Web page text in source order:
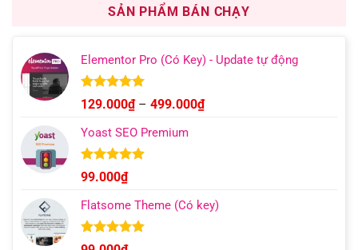
1.000.000₫.
là:
499.000₫.
SẢN PHẨM BÁN CHẠY
Elementor Pro (Có Key) - Update tự động
Được xếp
hạng 4.93
5 sao
129.000₫ – 499.000₫Khoảng
Yoast SEO Premium
Được xếp
hạng 4.96
5 sao
99.000₫
Flatsome Theme (Có key)
Được xếp